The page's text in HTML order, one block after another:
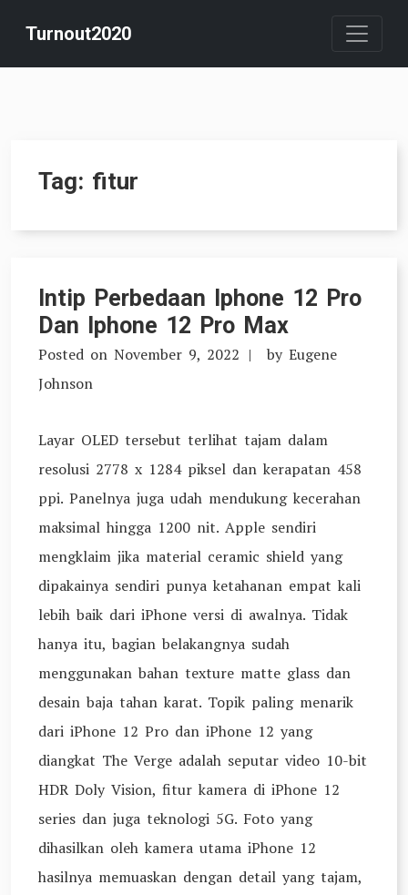
content
Turnout2020
Tag: fitur
Intip Perbedaan Iphone 12 Pro
Dan Iphone 12 Pro Max
Posted on November 9, 2022 by Eugene
Johnson
Layar OLED tersebut terlihat tajam dalam
resolusi 2778 x 1284 piksel dan kerapatan 458
ppi. Panelnya juga udah mendukung kecerahan
maksimal hingga 1200 nit. Apple sendiri
mengklaim jika material ceramic shield yang
dipakainya sendiri punya ketahanan empat kali
lebih baik dari iPhone versi di awalnya. Tidak
hanya itu, bagian belakangnya sudah
menggunakan bahan texture matte glass dan
desain baja tahan karat. Topik paling menarik
dari iPhone 12 Pro dan iPhone 12 yang
diangkat The Verge adalah seputar video 10-bit
HDR Doly Vision, fitur kamera di iPhone 12
series dan juga teknologi 5G. Foto yang
dihasilkan oleh kamera utama iPhone 12
hasilnya memuaskan dengan detail yang tajam,